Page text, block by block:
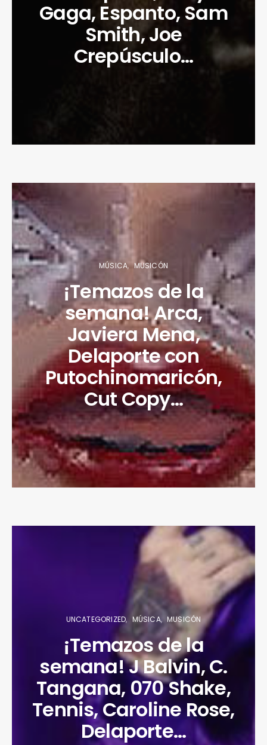
Gaga, Espanto, Sam
Smith, Joe
Crepúsculo…
MÚSICA MUSICÓN
¡Temazos de la
semana! Arca,
Javiera Mena,
Delaporte con
Putochinomaricón,
Cut Copy…
UNCATEGORIZED MÚSICA MUSICÓN
¡Temazos de la
semana! J Balvin, C.
Tangana, 070 Shake,
Tennis, Caroline Rose,
Delaporte…